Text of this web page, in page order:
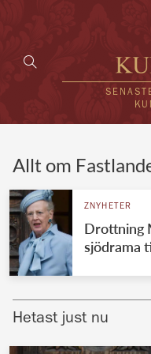
Allt om
ZNYHETER
Drottning
sjödrama
Hetast just nu